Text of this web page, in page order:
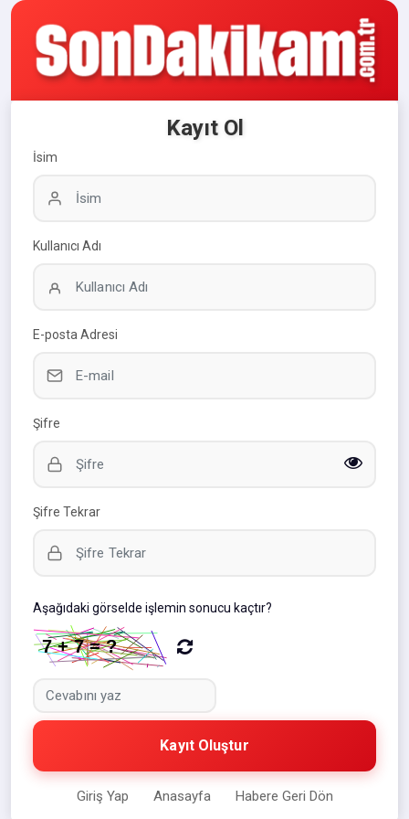
Kayıt Ol
İsim
Kullanıcı Adı
E-posta Adresi
Şifre
Şifre Tekrar
Aşağıdaki görselde işlemin sonucu kaçtır?
Kayıt Oluştur
Giriş Yap Anasayfa Habere Geri Dön